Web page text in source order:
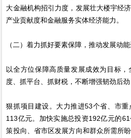
大金融机构招引力度，发展壮大楼宇经
产业贡献度和金融服务实体经济能力。
（二）着力抓好要素保障，推动发展动
以全方位保障高质量发展成效为目标
度、抓平台、抓财税，不断增强韧劲后劲
狠抓项目建设。大力推进53个省、市
113亿元。加快实施总投资192亿元的
策投向、省市区发展方向和群众所需所